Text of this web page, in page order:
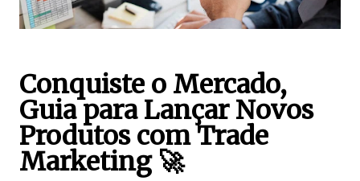
Conquiste o Mercado,
Guia para Lançar Novos
Produtos com Trade
Marketing 🚀